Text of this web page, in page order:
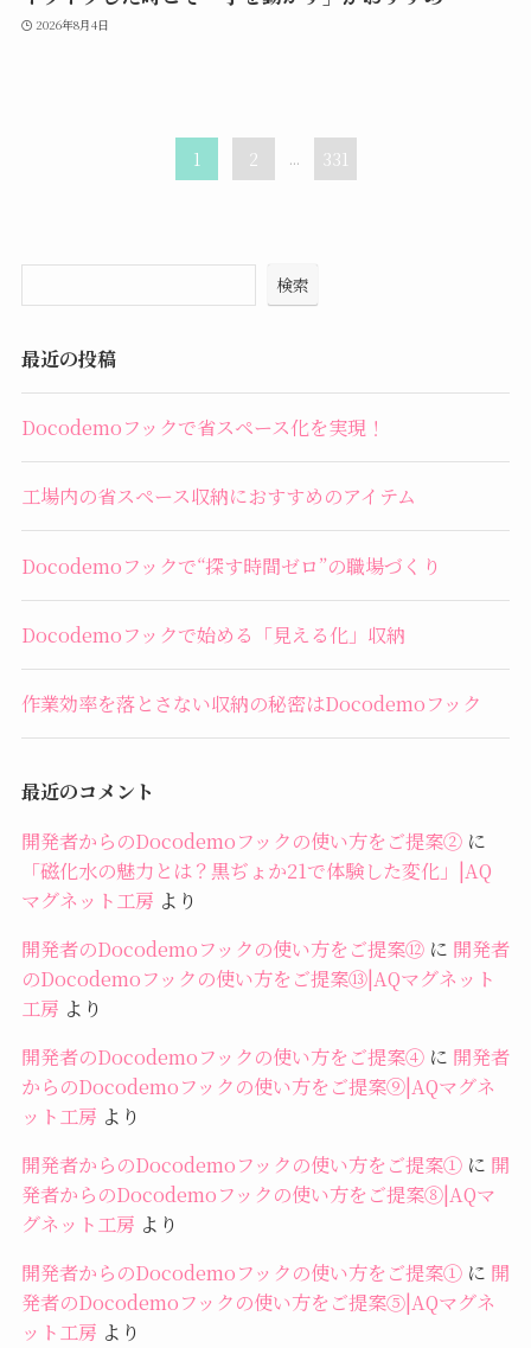
2026年8月4日
1 2 ... 331
検索
最近の投稿
Docodemoフックで省スペース化を実現！
工場内の省スペース収納におすすめのアイテム
Docodemoフックで“探す時間ゼロ”の職場づくり
Docodemoフックで始める「見える化」収納
作業効率を落とさない収納の秘密はDocodemoフック
最近のコメント
開発者からのDocodemoフックの使い方をご提案②に
「磁化水の魅力とは？黒ぢょか21で体験した変化」|AQ
マグネット工房 より
開発者のDocodemoフックの使い方をご提案⑫に 開発者
のDocodemoフックの使い方をご提案⑬|AQマグネット
工房 より
開発者のDocodemoフックの使い方をご提案④に 開発者
からのDocodemoフックの使い方をご提案⑨|AQマグネ
ット工房 より
開発者からのDocodemoフックの使い方をご提案①に 開
発者からのDocodemoフックの使い方をご提案⑧|AQマ
グネット工房 より
開発者からのDocodemoフックの使い方をご提案①に 開
発者のDocodemoフックの使い方をご提案⑤|AQマグネ
ット工房 より